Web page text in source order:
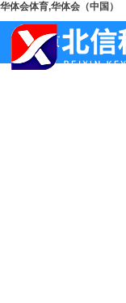
华体会体育,华体会（中国）
首页